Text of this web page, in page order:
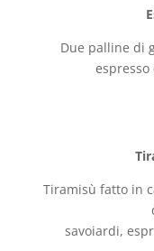
Due palline di
espresso
Tiramisù fatto in
savoiardi,